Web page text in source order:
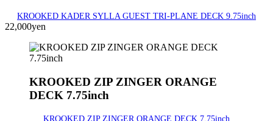
KROOKED KADER SYLLA GUEST TRI-PLANE DECK 9.75inch
22,000yen
KROOKED ZIP ZINGER ORANGE
DECK 7.75inch
KROOKED ZIP ZINGER ORANGE DECK 7.75inch